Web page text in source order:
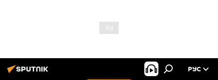
РУС